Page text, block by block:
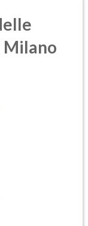
Milano